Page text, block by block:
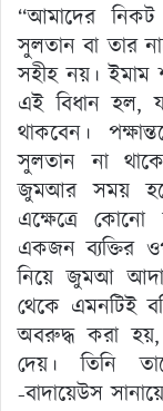
“আমাদের
সুলতান বা তার
সহীহ নয়। ইমাম
এই বিধান হল,
থাকবেন।
সুলতান না
জুমআর সময়
এক্ষেত্রে
একজন ব্যক্তির
নিয়ে জুমআ
থেকে এমনটিই
অবরুদ্ধ করা
দেয়। তিনি
-বাদায়েউস